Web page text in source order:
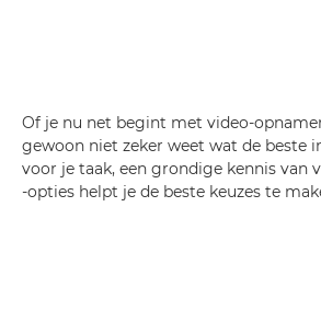
Of je nu net begint met video-
gewoon niet zeker weet wat de beste
voor je taak, een grondige kennis van
-opties helpt je de beste keuzes te